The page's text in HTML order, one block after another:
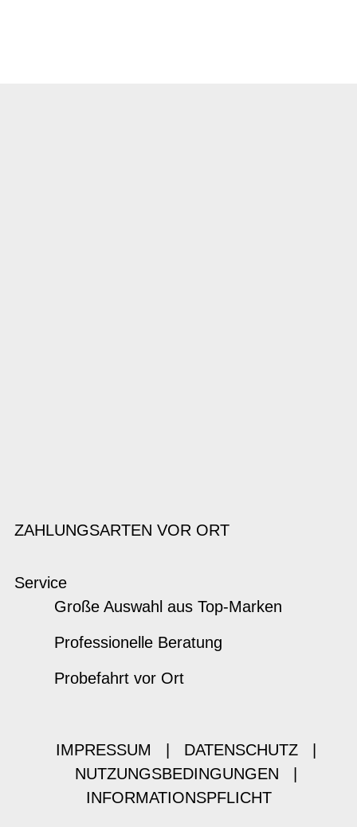
ZAHLUNGSARTEN VOR ORT
Service
Große Auswahl aus Top-Marken
Professionelle Beratung
Probefahrt vor Ort
IMPRESSUM DATENSCHUTZ
NUTZUNGSBEDINGUNGEN
INFORMATIONSPFLICHT